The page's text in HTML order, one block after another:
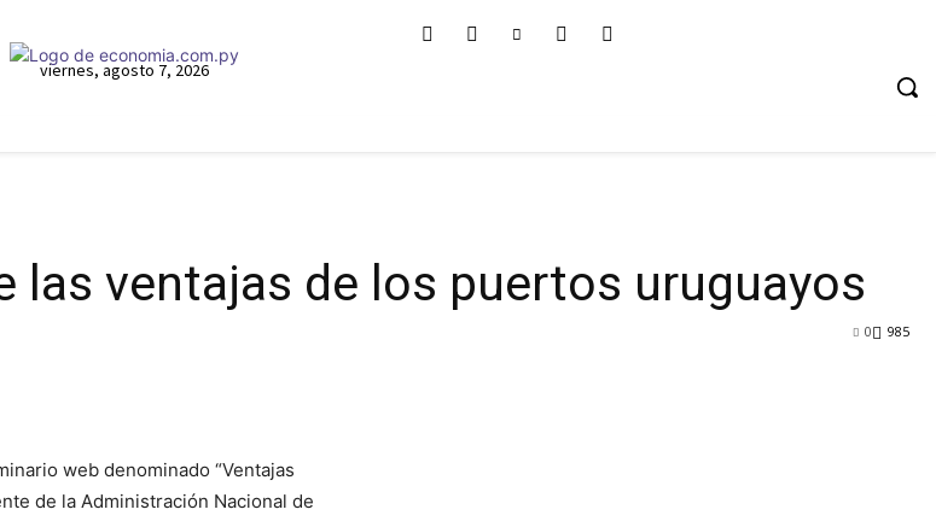
viernes, agosto 7, 2026
las ventajas de los puertos uruguayos
985
0
web denominado “Ventajas
de la Administración Nacional de